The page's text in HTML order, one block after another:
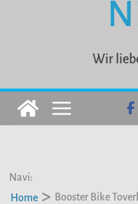
Wir
Navi:
Home
Booster Bike